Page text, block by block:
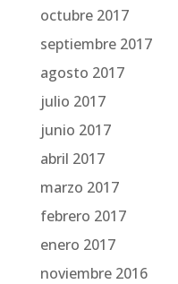
octubre 2017
septiembre 2017
agosto 2017
julio 2017
junio 2017
abril 2017
marzo 2017
febrero 2017
enero 2017
noviembre 2016